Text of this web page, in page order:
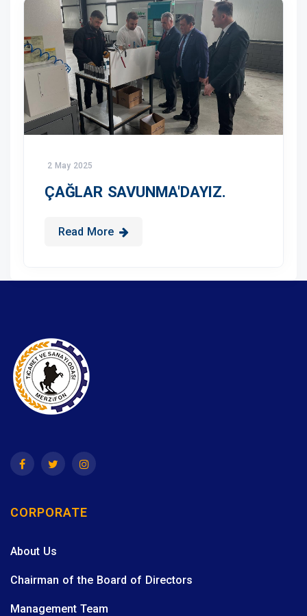
2 May 2025
ÇAĞLAR SAVUNMA'DAYIZ.
Read More
CORPORATE
About Us
Chairman of the Board of Directors
Management Team